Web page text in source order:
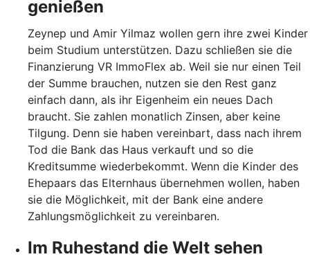
genießen
Zeynep und Amir Yilmaz wollen gern ihre zwei Kinder
beim Studium unterstützen. Dazu schließen sie die
Finanzierung VR ImmoFlex ab. Weil sie nur einen Teil
der Summe brauchen, nutzen sie den Rest ganz
einfach dann, als ihr Eigenheim ein neues Dach
braucht. Sie zahlen monatlich Zinsen, aber keine
Tilgung. Denn sie haben vereinbart, dass nach ihrem
Tod die Bank das Haus verkauft und so die
Kreditsumme wiederbekommt. Wenn die Kinder des
Ehepaars das Elternhaus übernehmen wollen, haben
sie die Möglichkeit, mit der Bank eine andere
Zahlungsmöglichkeit zu vereinbaren.
Im Ruhestand die Welt sehen